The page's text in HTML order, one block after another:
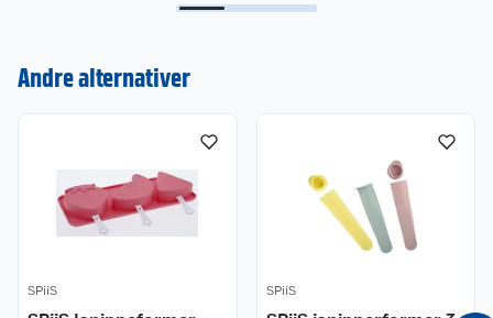
Andre alternativer
SPiiS SPiiS
Nyheter
Våre butikker
Våre merkevarer
Kundeservice
Angre- og returrett
Reklamasjon og garanti
Ofte stilte spørsmål